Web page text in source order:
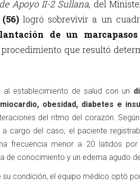
Apoyo II-2 Sullana, del
logró sobrevivir a un
de un
procedimiento que resultó
al establecimiento de salud con un
obesidad, diabetes e
del ritmo del corazón.
cargo del caso, el paciente
frecuencia menor a 20 latidos
de conocimiento y un edema agudo
su condición, el equipo médico optó